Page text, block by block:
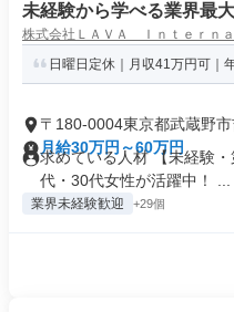
未経験から学べる業界最
株式会社ＬＡＶＡ Ｉｎｔｅｒｎａ
日曜日定休｜月収41万円可｜
〒180-0004東京都武蔵野
月給30万円～60万円
求めている人材 【未経験
代・30代女性が活躍中！ ...
業界未経験歓迎 +29個